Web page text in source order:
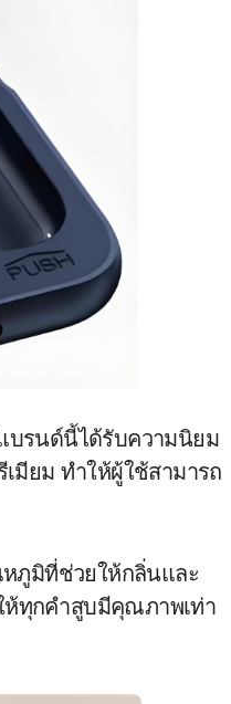
บรนด์นี้ได้รับความนิยม
มียม ทำให้ผู้ใช้สามารถ
ภูมิที่ช่วยให้กลิ่นและ
ห้ทุกคำสูบมีคุณภาพเท่า